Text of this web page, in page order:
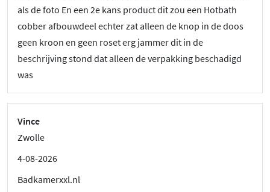
als de foto En een 2e kans product dit zou een Hotbath
cobber afbouwdeel echter zat alleen de knop in de doos
geen kroon en geen roset erg jammer dit in de
beschrijving stond dat alleen de verpakking beschadigd
was
Vince
Zwolle
4-08-2026
Badkamerxxl.nl